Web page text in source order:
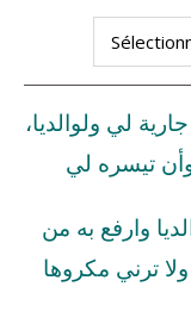
لي ولوالديا،
تيسره لي
وارفع به من
ترني مكروها